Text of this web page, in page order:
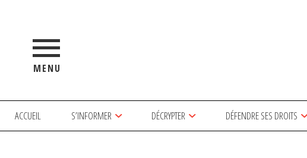
MENU
ACCUEIL S’INFORMER DÉCRYPTER DÉFENDRE SES DROITS